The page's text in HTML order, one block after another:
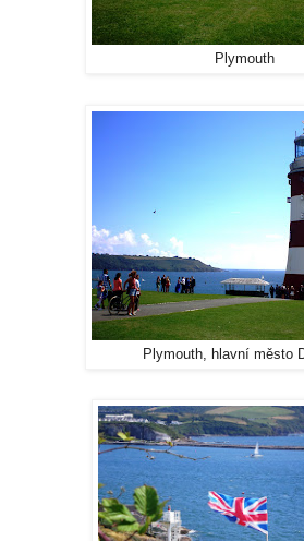
Plymouth
Plymouth, hlavní město